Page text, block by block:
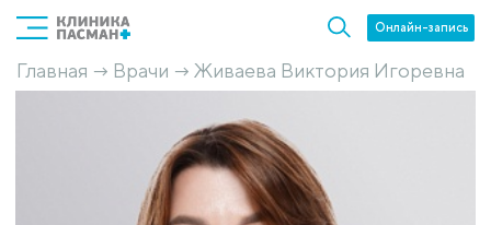
Онлайн-запись
Главная → Врачи → Живаева Виктория Игоревна